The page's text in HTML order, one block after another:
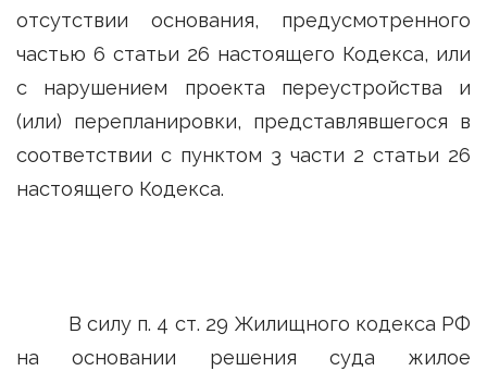
отсутствии основания, предусмотренного
частью 6 статьи 26 настоящего Кодекса, или
с нарушением проекта переустройства и
(или) перепланировки, представлявшегося в
соответствии с пунктом 3 части 2 статьи 26
настоящего Кодекса.
В силу п. 4 ст. 29 Жилищного кодекса РФ
на основании решения суда жилое